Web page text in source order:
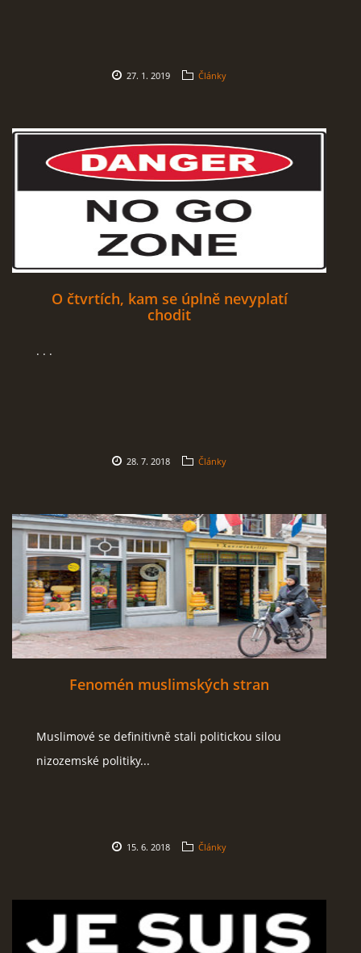
27. 1. 2019 Články
O čtvrtích, kam se úplně nevyplatí
chodit
. . .
28. 7. 2018 Články
Fenomén muslimských stran
Muslimové se definitivně stali politickou silou
nizozemské politiky...
15. 6. 2018 Články